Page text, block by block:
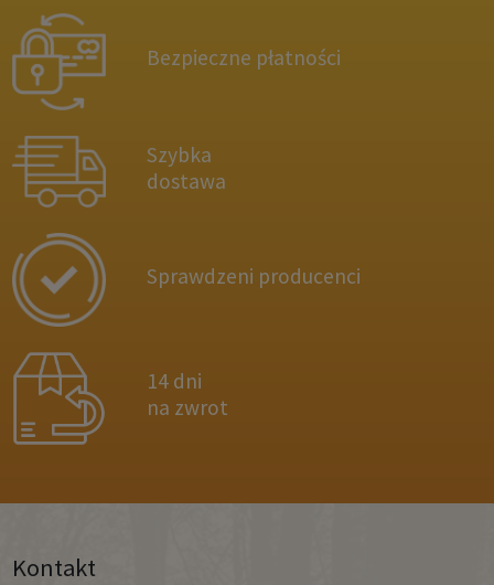
Bezpieczne płatności
Szybka
dostawa
Sprawdzeni producenci
14 dni
na zwrot
Kontakt